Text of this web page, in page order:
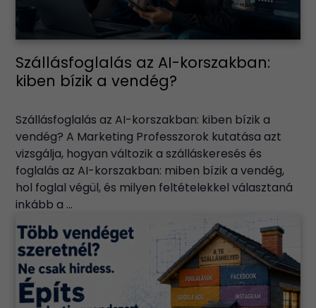
Szállásfoglalás az AI-korszakban:
kiben bízik a vendég?
Szállásfoglalás az AI-korszakban: kiben bízik a
vendég? A Marketing Professzorok kutatása azt
vizsgálja, hogyan változik a szálláskeresés és
foglalás az AI-korszakban: miben bízik a vendég,
hol foglal végül, és milyen feltételekkel választaná
inkább a ...